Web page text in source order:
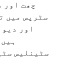
چھت اور
سٹرپس میں
اور
سٹینلیس